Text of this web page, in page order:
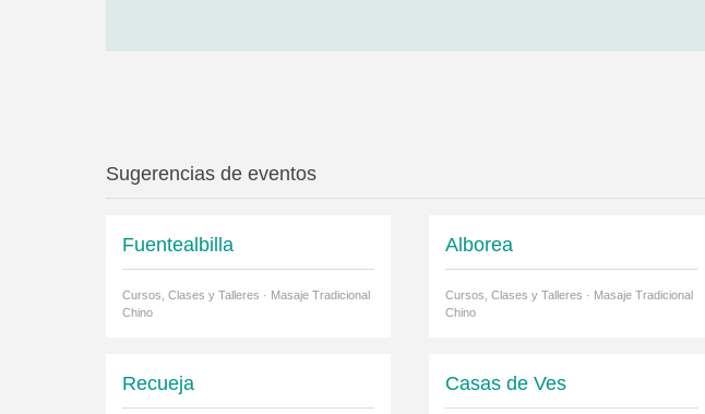
Sugerencias de eventos
Fuentealbilla
Cursos, Clases y Talleres · Masaje Tradicional
Chino
Alborea
Cursos, Clases y Talleres · Masaje Tradicional
Chino
Recueja Casas de Ves